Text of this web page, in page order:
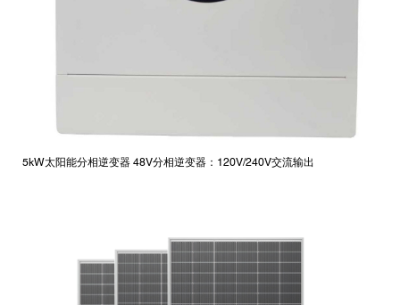
5kW太阳能分相逆变器 48V分相逆变器：120V/240V交流输出